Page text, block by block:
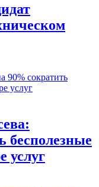
бесполезные
услуг